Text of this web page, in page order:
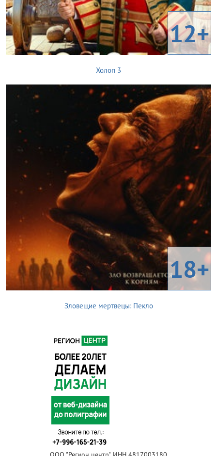
12+
Холоп 3
18+
Зловещие мертвецы: Пекло